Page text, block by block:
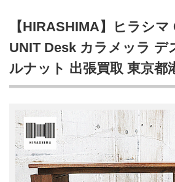
【HIRASHIMA】ヒラシ
UNIT Desk カラメッラ デ
ルナット 出張買取 東京都